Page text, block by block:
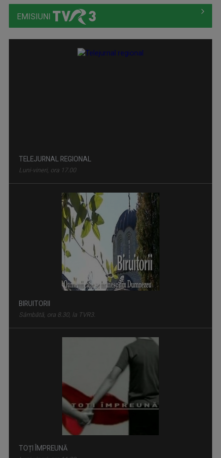
EMISIUNI
TELEJURNAL REGIONAL
Luni-vineri, ora 17.00
BIRUITORII
Sâmbătă, ora 8.30, la TVR3.
TOȚI ÎMPREUNĂ